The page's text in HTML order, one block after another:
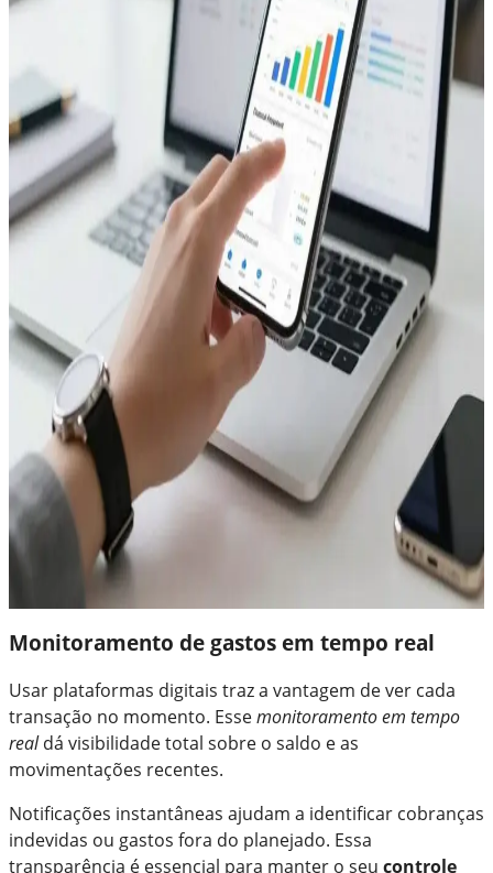
Monitoramento de gastos em tempo real
Usar plataformas digitais traz a vantagem de ver cada
transação no momento. Essemonitoramento em tempo
realdá visibilidade total sobre o saldo e as
movimentações recentes.
Notificações instantâneas ajudam a identificar cobranças
indevidas ou gastos fora do planejado. Essa
transparência é essencial para manter o seu controle